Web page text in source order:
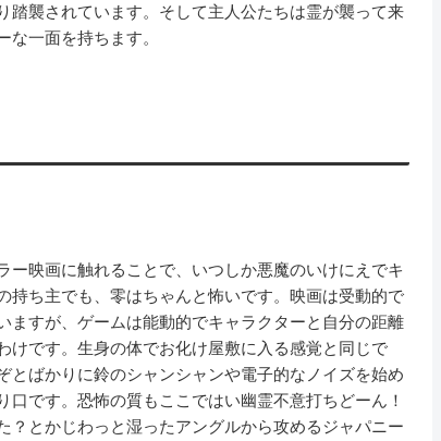
襲されています。そして主人公たちは霊が襲って来
一面を持ちます。
映画に触れることで、いつしか悪魔のいけにえでキ
持ち主でも、零はちゃんと怖いです。映画は受動的で
ますが、ゲームは能動的でキャラクターと自分の距離
けです。生身の体でお化け屋敷に入る感覚と同じで
ばかりに鈴のシャンシャンや電子的なノイズを始め
です。恐怖の質もここではい幽霊不意打ちどーん！
とかじわっと湿ったアングルから攻めるジャパニー